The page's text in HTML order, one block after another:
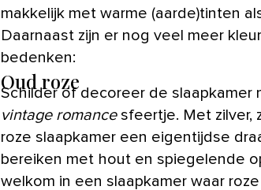
makkelijk met warme (aarde)tinten
Daarnaast zijn er nog veel meer
bedenken:
Oud roze
Schilder of decoreer de slaapkamer
vintage romancesfeertje. Met zilver,
roze slaapkamer een eigentijdse
bereiken met hout en spiegelende
welkom in een slaapkamer waar